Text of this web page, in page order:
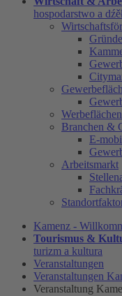
hospodarstwo a
Werbeflächen
Branchen &
E-
Arbeitsmarkt
Kamenz -
Tourismus &
turizm a kultura
Veranstaltungen
Veranstaltungen
Veranstaltung